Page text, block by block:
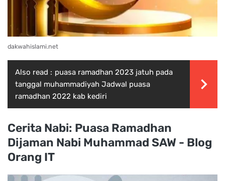
dakwahislami.net
Also read : puasa ramadhan 2023 jatuh pada
tanggal muhammadiyah Jadwal puasa
ramadhan 2022 kab kediri
Cerita Nabi: Puasa Ramadhan
Dijaman Nabi Muhammad SAW - Blog
Orang IT